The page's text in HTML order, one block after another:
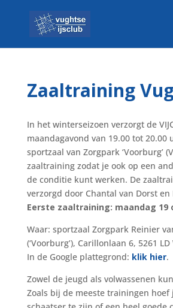
Zaaltraining
In het winterseizoen verzorgt de
maandagavond van 19.00 tot 20.00
sportzaal van Zorgpark ‘Voorburg’
zaaltraining zodat je ook op een
de conditie kunt werken. De
verzorgd door Chantal van Dorst en
Eerste zaaltraining: maandag 19
Waar: sportzaal Zorgpark Reinier
(‘Voorburg’), Carillonlaan 6, 5261
In de Google plattegrond: klik hier.
Zowel de jeugd als volwassenen
Zoals bij de meeste trainingen hoef